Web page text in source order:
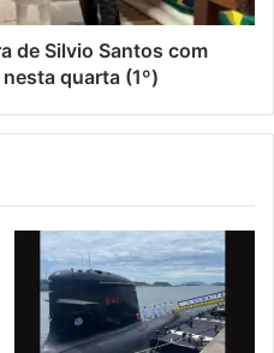
de Silvio Santos com
quarta (1º)